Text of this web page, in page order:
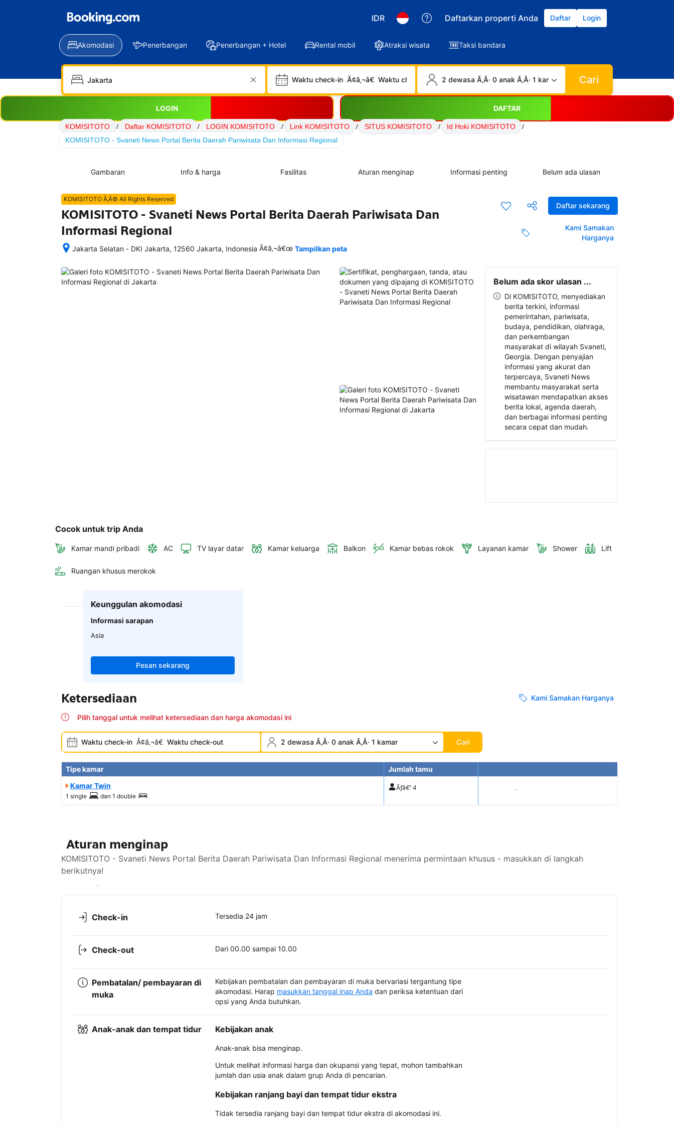
IDR Daftarkan properti Anda Daftar Login
Akomodasi Penerbangan Penerbangan + Hotel Rental mobil Atraksi wisata Taksi bandara
Waktu check-in Ã¢â‚¬â€ Waktu check-out 2 dewasa Ã‚Â· 0 anak Ã‚Â· 1 kamar Cari
LOGIN DAFTAR
KOMISITOTO / Daftar KOMISITOTO / LOGIN KOMISITOTO / Link KOMISITOTO / SITUS KOMISITOTO / Id Hoki KOMISITOTO
/
KOMISITOTO - Svaneti News Portal Berita Daerah Pariwisata Dan Informasi Regional
Gambaran Info & harga Fasilitas Aturan menginap Informasi penting Belum ada ulasan
Daftar sekarang
Kami Samakan
Harganya
KOMISITOTO Ã‚Â© All Rights Reserved
KOMISITOTO - Svaneti News Portal Berita Daerah Pariwisata Dan
Informasi Regional
Jakarta Selatan - DKI Jakarta, 12560 Jakarta, Indonesia
memesan,
semua
Ã¢â‚¬â€œ Tampilkan peta
Belum ada skor ulasan ...
Di KOMISITOTO, menyediakan
berita terkini, informasi
pemerintahan, pariwisata,
budaya, pendidikan, olahraga,
dan perkembangan
masyarakat di wilayah Svaneti,
Georgia. Dengan penyajian
informasi yang akurat dan
terpercaya, Svaneti News
membantu masyarakat serta
wisatawan mendapatkan akses
berita lokal, agenda daerah,
dan berbagai informasi penting
secara cepat dan mudah.
Cocok untuk trip Anda
Kamar mandi pribadi AC TV layar datar Kamar keluarga Balkon Kamar bebas rokok Layanan kamar Shower Lift
Ruangan khusus merokok
Keunggulan akomodasi
Informasi sarapan
Asia
Pesan sekarang
Ketersediaan Kami Samakan Harganya
Pilih tanggal untuk melihat ketersediaan dan harga akomodasi ini
Waktu check-in Ã¢â‚¬â€ Waktu check-out 2 dewasa Ã‚Â· 0 anak Ã‚Â· 1 kamar Cari
Tipe kamar
Jumlah tamu
Kamar Twin
1 single dan 1 double
Ãƒâ€” 4 Tampilkan harga
Aturan menginap
KOMISITOTO - Svaneti News Portal Berita Daerah Pariwisata Dan Informasi Regional menerima permintaan khusus - masukkan di langkah
berikutnya!
Lihat ketersediaan
Check-in Tersedia 24 jam
Check-out Dari 00.00 sampai 10.00
Pembatalan/ pembayaran di
muka
Kebijakan pembatalan dan pembayaran di muka bervariasi tergantung tipe
akomodasi. Harap masukkan tanggal inap Anda dan periksa ketentuan dari
opsi yang Anda butuhkan.
Anak-anak dan tempat tidur Kebijakan anak
Anak-anak bisa menginap.
Untuk melihat informasi harga dan okupansi yang tepat, mohon tambahkan
jumlah dan usia anak dalam grup Anda di pencarian.
Kebijakan ranjang bayi dan tempat tidur ekstra
Tidak tersedia ranjang bayi dan tempat tidur ekstra di akomodasi ini.